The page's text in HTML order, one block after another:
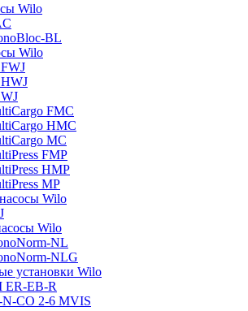
Wilo
BL
Wilo
FMC
HMC
MC
FMP
HMP
MP
Wilo
Wilo
NL
NLG
установки Wilo
ER-EB-R
N-CO 2-6 MVIS